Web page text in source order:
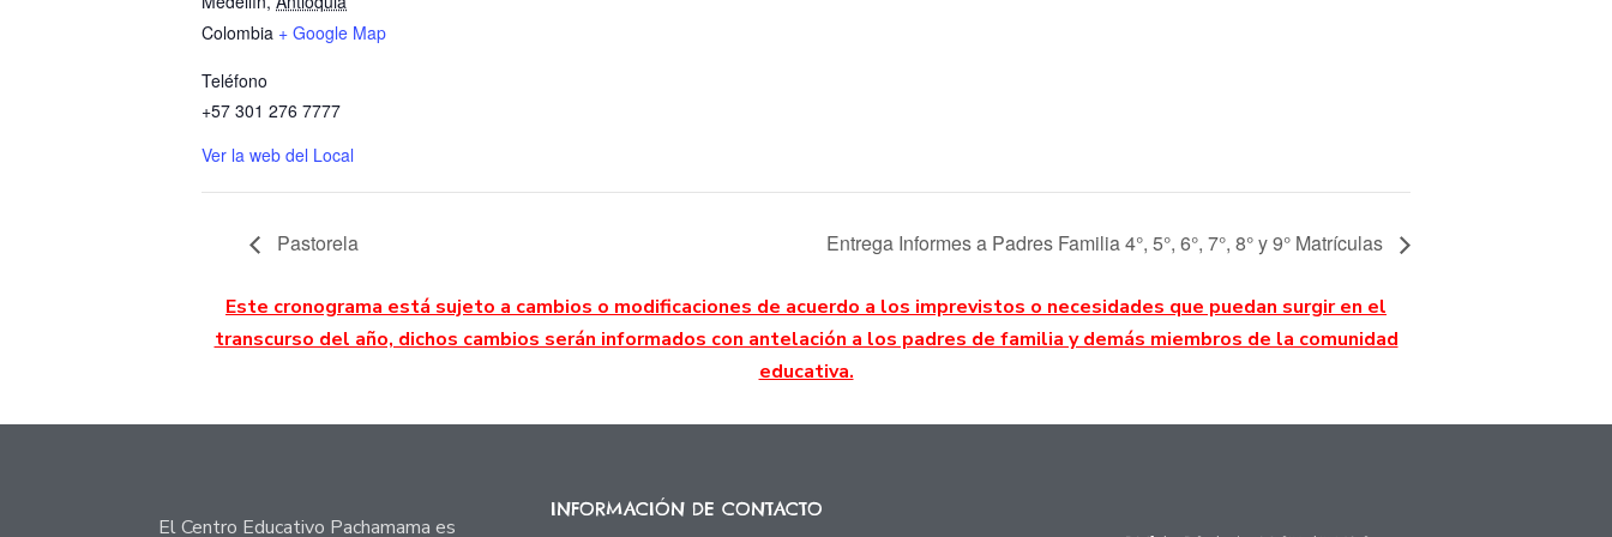
Colombia + Google Map
Teléfono
+57 301 276 7777
Ver la web del Local
Pastorela Entrega Informes a Padres Familia 4°, 5°, 6°, 7°, 8° y 9° Matrículas
Este cronograma está sujeto a cambios o modificaciones de acuerdo a los imprevistos o necesidades que puedan surgir en el
transcurso del año, dichos cambios serán informados con antelación a los padres de familia y demás miembros de la comunidad
educativa.
El Centro Educativo Pachamama es
INFORMACIÓN DE CONTACTO